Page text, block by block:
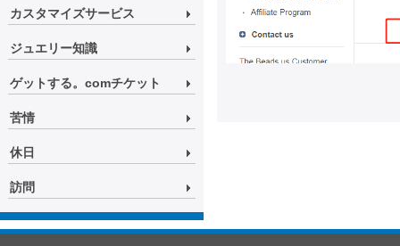
カスタマイズサービス
ジュエリー知識
ゲットする。comチケット
苦情
休日
訪問